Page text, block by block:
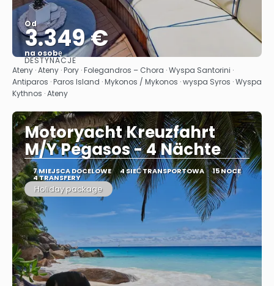
Od
3.349 €
na osobę
Zobacz
DESTYNACJE
Ateny · Ateny · Pory · Folegandros – Chora · Wyspa Santorini ·
Antiparos · Paros Island · Mykonos / Mykonos · wyspa Syros · Wyspa
Kythnos · Ateny
Motoryacht Kreuzfahrt
M/Y Pegasos - 4 Nächte
7 MIEJSCA DOCELOWE 4 SIEĆ TRANSPORTOWA 15 NOCE
4 TRANSFERY
Holiday package